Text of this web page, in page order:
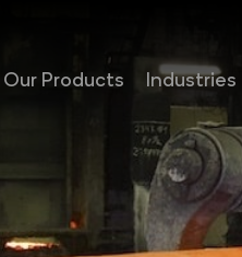
Our Products Industries